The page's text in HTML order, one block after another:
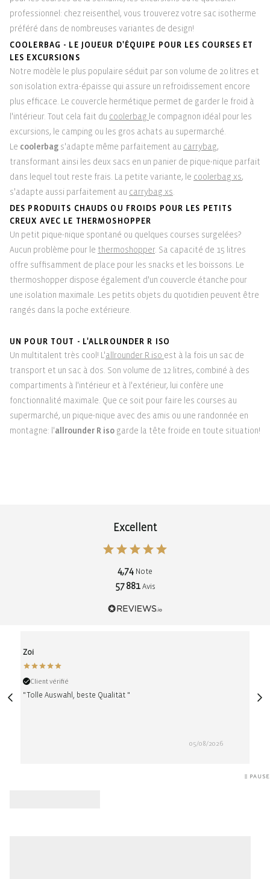
professionnel: chez reisenthel, vous trouverez votre sac isotherme
préféré dans de nombreuses variantes de design!
COOLERBAG - LE JOUEUR D'ÉQUIPE POUR LES COURSES ET
LES EXCURSIONS
Notre modèle le plus populaire séduit par son volume de 20 litres et
son isolation extra-épaisse qui assure un refroidissement encore
plus efficace. Le couvercle hermétique permet de garder le froid à
l'intérieur. Tout cela fait du coolerbag le compagnon idéal pour les
excursions, le camping ou les gros achats au supermarché.
Le coolerbag s'adapte même parfaitement au carrybag,
transformant ainsi les deux sacs en un panier de pique-nique parfait
dans lequel tout reste frais. La petite variante, le coolerbag xs,
s'adapte aussi parfaitement au carrybag xs
DES PRODUITS CHAUDS OU FROIDS POUR LES PETITS
CREUX AVEC LE THERMOSHOPPER
Un petit pique-nique spontané ou quelques courses surgelées?
Aucun problème pour le thermoshopper. Sa capacité de 15 litres
offre suffisamment de place pour les snacks et les boissons. Le
thermoshopper dispose également d'un couvercle étanche pour
une isolation maximale. Les petits objets du quotidien peuvent être
rangés dans la poche extérieure.
UN POUR TOUT - L'ALLROUNDER R ISO
Un multitalent très cool! L'allrounder R iso est à la fois un sac de
transport et un sac à dos. Son volume de 12 litres, combiné à des
compartiments à l'intérieur et à l'extérieur, lui confère une
fonctionnalité maximale. Que ce soit pour faire les courses au
supermarché, un pique-nique avec des amis ou une randonnée en
montagne: l'allrounder R iso garde la tête froide en toute situation!
Excellent
4,74 Note
57 881Avis
Zoi
Client vérifié
"Tolle Auswahl, beste Qualität "
05/08/2026
PAUSE